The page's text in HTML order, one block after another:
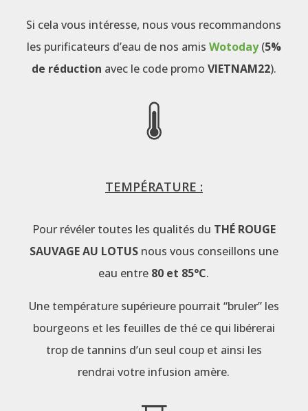
Si cela vous intéresse, nous vous recommandons
les purificateurs d’eau de nos amis Wotoday(5%
de réduction avec le code promo VIETNAM22).
TEMPÉRATURE :
Pour révéler toutes les qualités du THÉ ROUGE
SAUVAGE AU LOTUSnous vous conseillons une
eau entre 80 et 85°C.
Une température supérieure pourrait “bruler” les
bourgeons et les feuilles de thé ce qui libérerai
trop de tannins d’un seul coup et ainsi les
rendrai votre infusion amère.